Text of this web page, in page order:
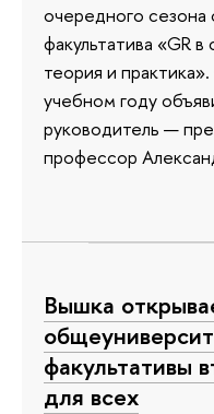
очередного сезона
факультатива «GR
теория и
учебном году
руководитель —
профессор
Вышка
факультативы
для всех